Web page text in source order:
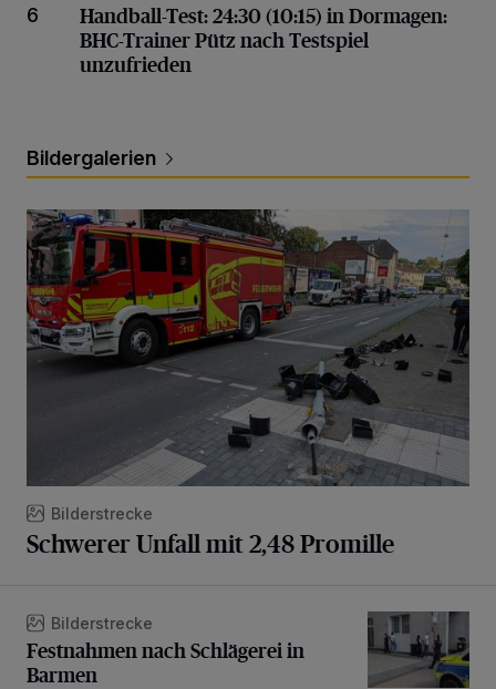
6
BHC-Trainer Pütz nach Testspiel unzufrieden
Handball-Test: 24:30 (10:15) in Dormagen:
BHC-Trainer Pütz nach Testspiel
unzufrieden
Bildergalerien
Schwerer Unfall mit 2,48 Promille
Bilderstrecke
Schwerer Unfall mit 2,48 Promille
Festnahmen nach Schlägerei in Barmen
Bilderstrecke
Festnahmen nach Schlägerei in
Barmen